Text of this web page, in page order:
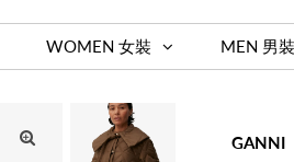
WOMEN 女裝 MEN 男裝
GANNI